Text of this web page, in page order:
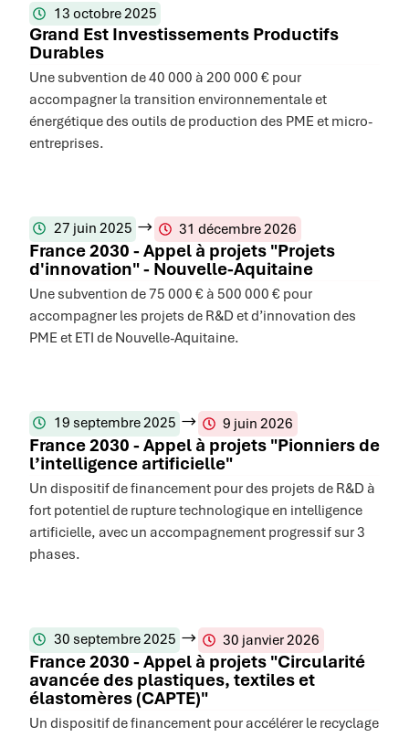
13 octobre 2025
Grand Est Investissements Productifs
Durables
Une subvention de 40 000 à 200 000 € pour
accompagner la transition environnementale et
énergétique des outils de production des PME et micro-
entreprises.
27 juin 2025 31 décembre 2026
France 2030 - Appel à projets "Projets
d'innovation" - Nouvelle-Aquitaine
Une subvention de 75 000 € à 500 000 € pour
accompagner les projets de R&D et d’innovation des
PME et ETI de Nouvelle-Aquitaine.
19 septembre 2025 9 juin 2026
France 2030 - Appel à projets "Pionniers de
l’intelligence artificielle"
Un dispositif de financement pour des projets de R&D à
fort potentiel de rupture technologique en intelligence
artificielle, avec un accompagnement progressif sur 3
phases.
30 septembre 2025 30 janvier 2026
France 2030 - Appel à projets "Circularité
avancée des plastiques, textiles et
élastomères (CAPTE)"
Un dispositif de financement pour accélérer le recyclage